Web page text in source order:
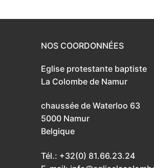
NOS COORDONNÉES
Eglise protestante baptiste
La Colombe de Namur
chaussée de Waterloo 63
5000 Namur
Belgique
Tél.: +32(0) 81.66.23.24